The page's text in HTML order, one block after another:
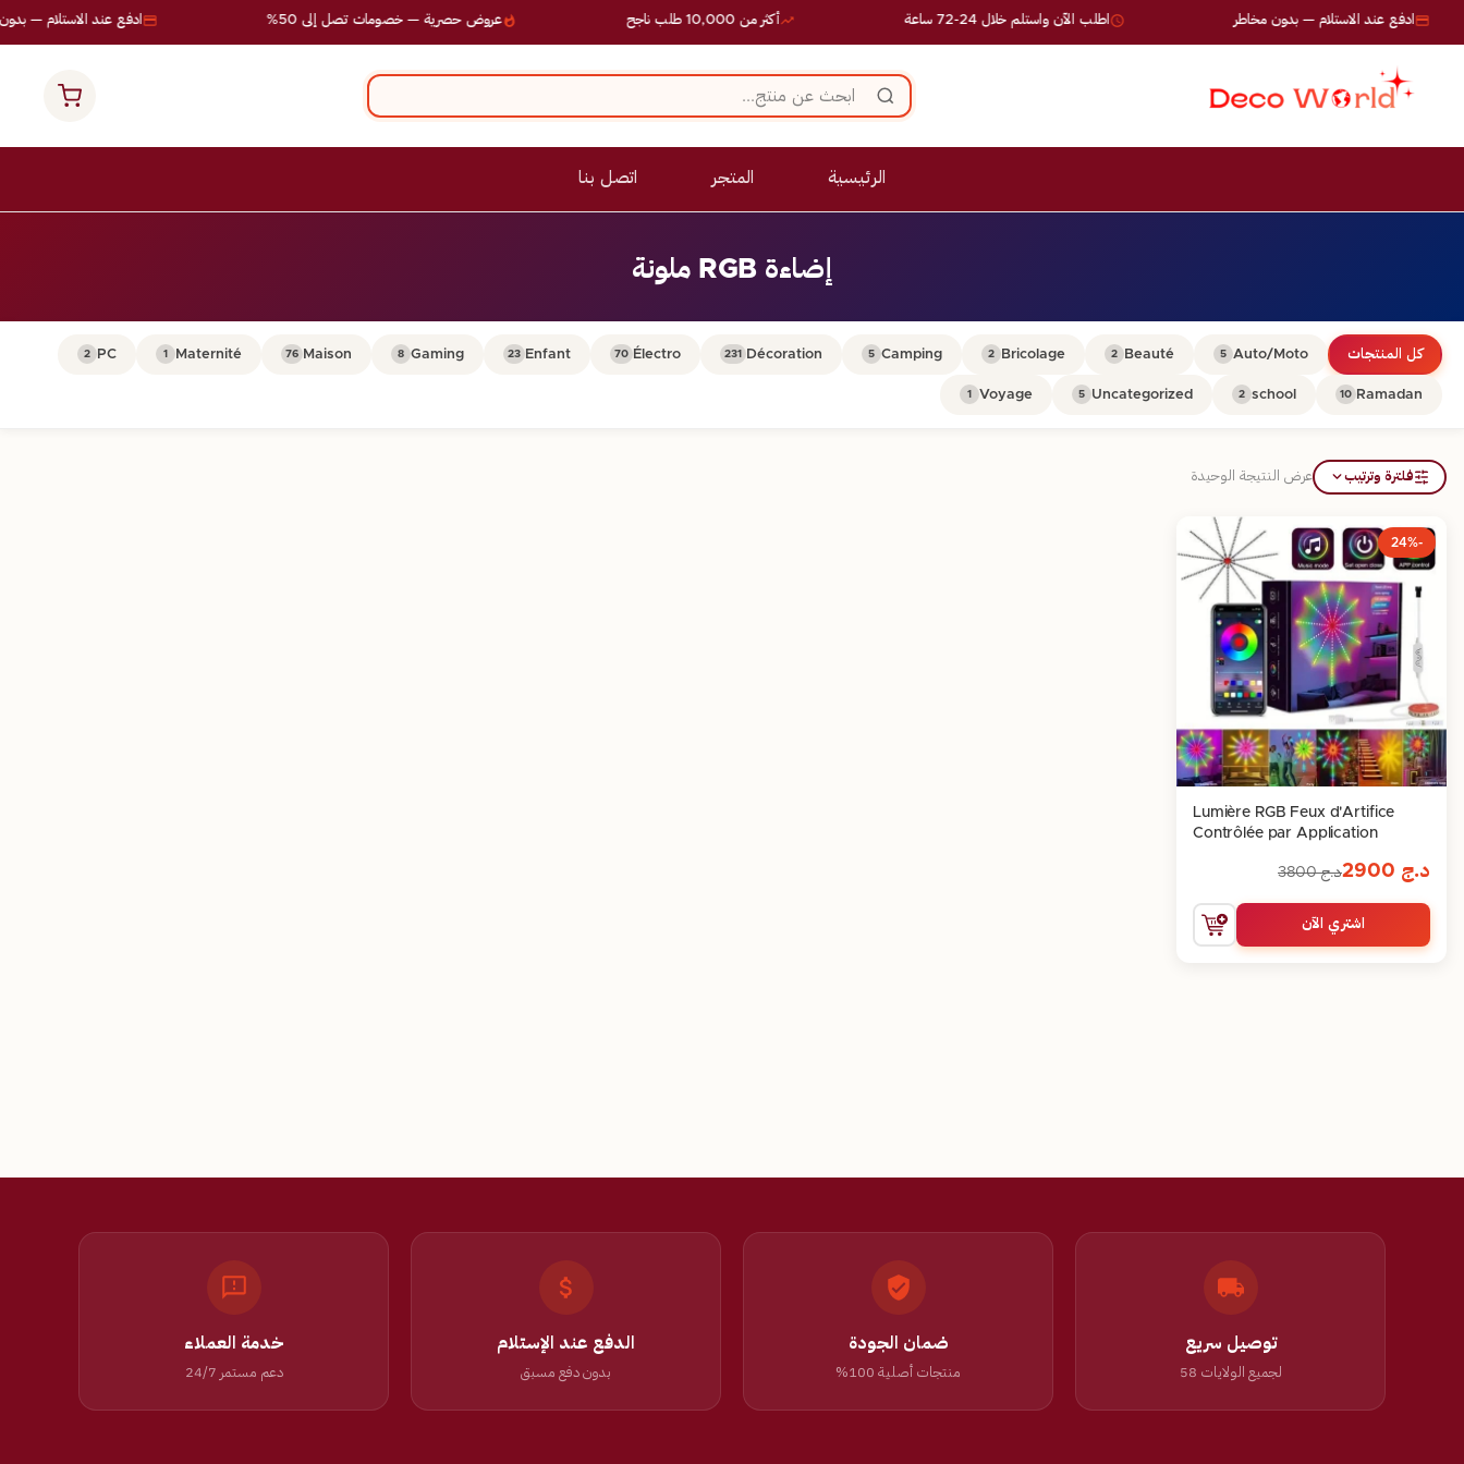
ادفع عند الاستلام — بدون عروض حصرية — خصومات تصل إلى 50% أكثر من 10,000 طلب ناجح اطلب الآن واستلم خلال 24-72 ساعة ادفع عند الاستلام — بدون مخاطر
الرئيسية المتجر اتصل بنا
إضاءة RGB ملونة
كل المنتجات Auto/Moto
5
Beauté
2
Bricolage
2
Camping
5
Décoration
231
Électro
70
Enfant
23
Gaming
8
Maison
76
Maternité
1
PC
2
Ramadan
10
school
2
Uncategorized
5
Voyage
1
فلترة وترتيب عرض النتيجة الوحيدة
-24%
Lumière RGB Feux d'Artifice
Contrôlée par Application
د.ج د.ج3800
اشتري الآن
توصيل سريع
لجميع الولايات 58
ضمان الجودة
منتجات أصلية 100%
الدفع عند الإستلام
بدون دفع مسبق
خدمة العملاء
دعم مستمر 24/7